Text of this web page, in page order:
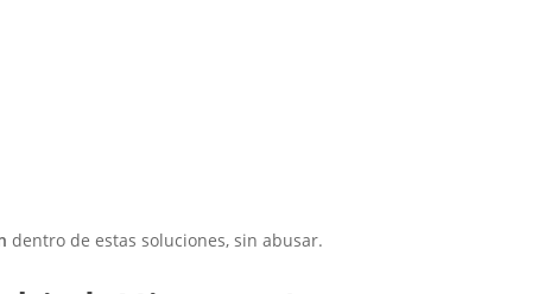
dentro de estas soluciones, sin abusar.